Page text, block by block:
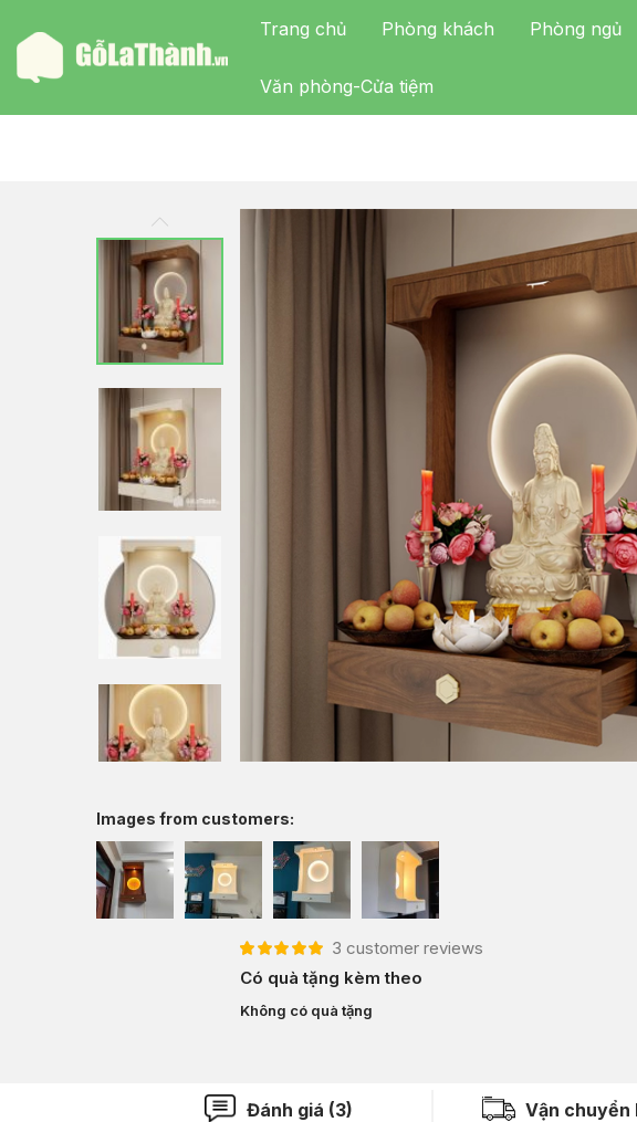
Trang chủ Phòng khách Phòng ngủ
Văn phòng-Cửa tiệm
Images from customers:
5.00
trên 5 dựa
trên đánh giá
3 customer reviews
Có quà tặng kèm theo
Không có quà tặng
Đánh giá (3) Vận chuyển